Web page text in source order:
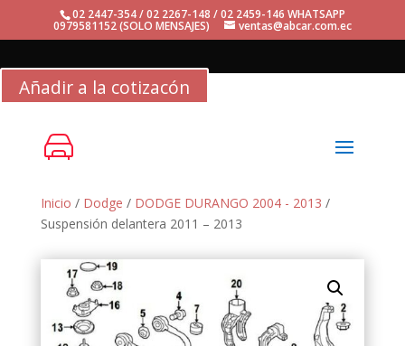
02 2447-354 / 02 2267-148 / 02 2459-146 WHATSAPP
0979581152 (SOLO MENSAJES) ventas@abcar.com.ec
Añadir a la cotizacón
Inicio / Dodge / DODGE DURANGO 2004 - 2013 /
Suspensión delantera 2011 – 2013